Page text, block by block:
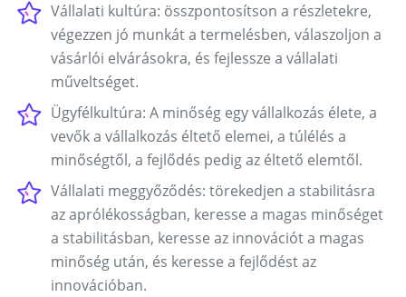
Vállalati kultúra: összpontosítson a részletekre,
végezzen jó munkát a termelésben, válaszoljon a
vásárlói elvárásokra, és fejlessze a vállalati
műveltséget.
Ügyfélkultúra: A minőség egy vállalkozás élete, a
vevők a vállalkozás éltető elemei, a túlélés a
minőségtől, a fejlődés pedig az éltető elemtől.
Vállalati meggyőződés: törekedjen a stabilitásra
az aprólékosságban, keresse a magas minőséget
a stabilitásban, keresse az innovációt a magas
minőség után, és keresse a fejlődést az
innovációban.